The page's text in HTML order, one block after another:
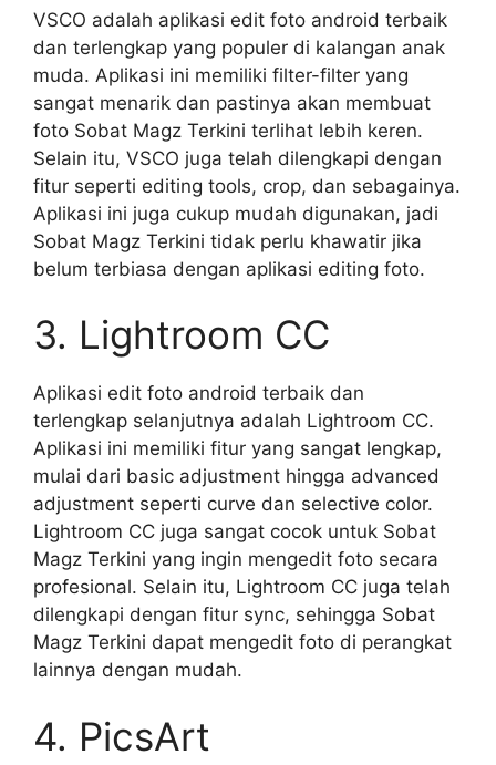
VSCO adalah aplikasi edit foto android terbaik
dan terlengkap yang populer di kalangan anak
muda. Aplikasi ini memiliki filter-filter yang
sangat menarik dan pastinya akan membuat
foto Sobat Magz Terkini terlihat lebih keren.
Selain itu, VSCO juga telah dilengkapi dengan
fitur seperti editing tools, crop, dan sebagainya.
Aplikasi ini juga cukup mudah digunakan, jadi
Sobat Magz Terkini tidak perlu khawatir jika
belum terbiasa dengan aplikasi editing foto.
3. Lightroom CC
Aplikasi edit foto android terbaik dan
terlengkap selanjutnya adalah Lightroom CC.
Aplikasi ini memiliki fitur yang sangat lengkap,
mulai dari basic adjustment hingga advanced
adjustment seperti curve dan selective color.
Lightroom CC juga sangat cocok untuk Sobat
Magz Terkini yang ingin mengedit foto secara
profesional. Selain itu, Lightroom CC juga telah
dilengkapi dengan fitur sync, sehingga Sobat
Magz Terkini dapat mengedit foto di perangkat
lainnya dengan mudah.
4. PicsArt